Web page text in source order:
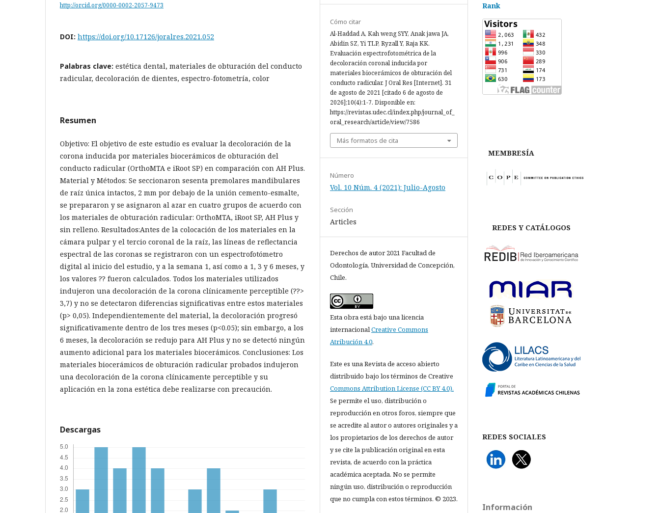
http://orcid.org/0000-0002-2057-9473
DOI: https://doi.org/10.17126/joralres.2021.052
Palabras clave: estética dental, materiales de obturación del conducto
radicular, decoloración de dientes, espectro-fotometría, color
Resumen
Objetivo: El objetivo de este estudio es evaluar la decoloración de la
corona inducida por materiales biocerámicos de obturación del
conducto radicular (OrthoMTA e iRoot SP) en comparación con AH Plus.
Material y Métodos: Se seccionaron sesenta premolares mandibulares
de raíz única intactos, 2 mm por debajo de la unión cemento-esmalte,
se prepararon y se asignaron al azar en cuatro grupos de acuerdo con
los materiales de obturación radicular: OrthoMTA, iRoot SP, AH Plus y
sin relleno. Resultados:Antes de la colocación de los materiales en la
cámara pulpar y el tercio coronal de la raíz, las líneas de reflectancia
espectral de las coronas se registraron con un espectrofotómetro
digital al inicio del estudio, y a la semana 1, así como a 1, 3 y 6 meses, y
los valores ?? fueron calculados. Todos los materiales utilizados
indujeron una decoloración de la corona clínicamente perceptible (??>
3,7) y no se detectaron diferencias significativas entre estos materiales
(p> 0,05). Independientemente del material, la decoloración progresó
significativamente dentro de los tres meses (p<0.05); sin embargo, a los
6 meses, la decoloración se redujo para AH Plus y no se detectó ningún
aumento adicional para los materiales biocerámicos. Conclusiones: Los
materiales biocerámicos de obturación radicular probados indujeron
una decoloración de la corona clínicamente perceptible y su
aplicación en la zona estética debe realizarse con precaución.
Descargas
Cómo citar
Al-Haddad A, Kah weng SYY, Anak jawa JA,
Abidin SZ, Yi TLP, Ryzall Y, Raja KK.
Evaluación espectrofotométrica de la
decoloración coronal inducida por
materiales biocerámicos de obturación del
conducto radicular. J Oral Res [Internet]. 31
de agosto de 2021 [citado 6 de agosto de
2026];10(4):1-7. Disponible en:
https://revistas.udec.cl/index.php/journal_of_
oral_research/article/view/7586
Más formatos de cita
Número
Vol. 10 Núm. 4 (2021): Julio-Agosto
Sección
Articles
Derechos de autor 2021 Facultad de
Odontología, Universidad de Concepción,
Chile.
Esta obra está bajo una licencia
internacionalCreative Commons
Atribución 4.0.
Este es una Revista de acceso abierto
distribuido bajo los términos de Creative
Commons Attribution License (CC BY 4.0).
Se permite el uso, distribución o
reproducción en otros foros, siempre que
se acredite al autor o autores originales y a
los propietarios de los derechos de autor
y se cite la publicación original en esta
revista, de acuerdo con la práctica
académica aceptada. No se permite
ningún uso, distribución o reproducción
que no cumpla con estos términos. © 2023.
MEMBRESÍA
REDES Y CATÁLOGOS
REDES SOCIALES
Información